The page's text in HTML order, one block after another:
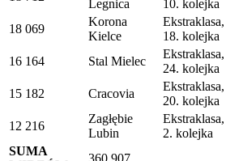
Legnica
10. kolejka
18 069
Korona
Kielce
Ekstraklasa,
18. kolejka
16 164 Stal Mielec
Ekstraklasa,
24. kolejka
15 182 Cracovia
Ekstraklasa,
20. kolejka
12 216
Zagłębie
Lubin
Ekstraklasa,
2. kolejka
SUMA
360 907